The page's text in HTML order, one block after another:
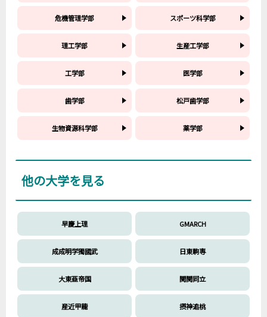
危機管理学部 スポーツ科学部
理工学部 生産工学部
工学部 医学部
歯学部 松戸歯学部
生物資源科学部 薬学部
他の大学を見る
早慶上理 GMARCH
成成明学獨國武 日東駒専
大東亜帝国 関関同立
産近甲龍 摂神追桃